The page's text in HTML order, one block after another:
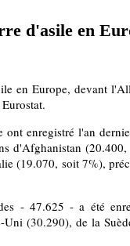
d'asile en
en Europe, devant
enregistré l'an
d'Afghanistan
(19.070, soit 7%),
- 47.625 - a été
(30.290), de la